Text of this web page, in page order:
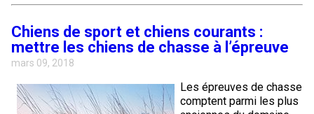
Chiens de sport et chiens courants :
mettre les chiens de chasse à l’épreuve
mars 09, 2018
Les épreuves de chasse
comptent parmi les plus